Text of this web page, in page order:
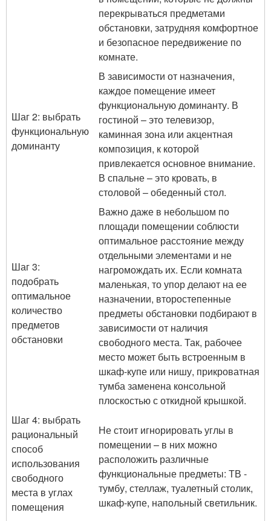
перекрываться предметами
обстановки, затрудняя комфортное
и безопасное передвижение по
комнате.
Шаг 2: выбрать
функциональную
доминанту
В зависимости от назначения,
каждое помещение имеет
функциональную доминанту. В
гостиной – это телевизор,
каминная зона или акцентная
композиция, к которой
привлекается основное внимание.
В спальне – это кровать, в
столовой – обеденный стол.
Шаг 3:
подобрать
оптимальное
количество
предметов
обстановки
Важно даже в небольшом по
площади помещении соблюсти
оптимальное расстояние между
отдельными элементами и не
нагромождать их. Если комната
маленькая, то упор делают на ее
назначении, второстепенные
предметы обстановки подбирают в
зависимости от наличия
свободного места. Так, рабочее
место может быть встроенным в
шкаф-купе или нишу, прикроватная
тумба заменена консольной
плоскостью с откидной крышкой.
Шаг 4: выбрать
рациональный
способ
использования
свободного
места в углах
помещения
Не стоит игнорировать углы в
помещении – в них можно
расположить различные
функциональные предметы: ТВ -
тумбу, стеллаж, туалетный столик,
шкаф-купе, напольный светильник.